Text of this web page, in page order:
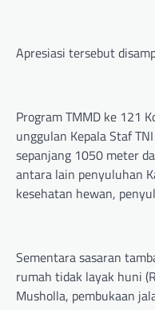
Apresiasi tersebut
Program TMMD ke 121
unggulan Kepala Staf
sepanjang 1050 meter
antara lain penyuluhan
kesehatan hewan,
Sementara sasaran
rumah tidak layak huni
Musholla, pembukaan